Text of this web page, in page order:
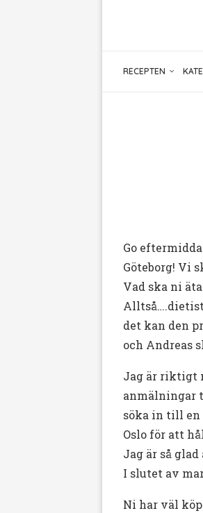
RECEPTEN
Go
Göteborg! Vi
Vad ska ni
det kan den
och Andreas
Jag är riktigt
anmälningar
söka in till en
Oslo för att
Jag är så
I slutet av
Ni har väl